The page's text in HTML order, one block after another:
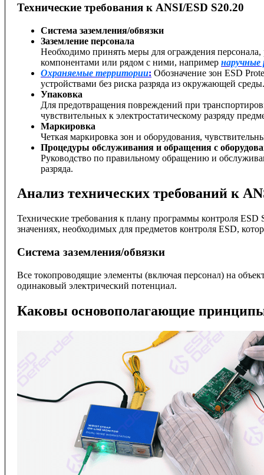
Технические требования к ANSI/ESD S20.20
Система заземления/обвязки
Заземление персонала
Необходимо принять меры для ограждения персонала,
компонентами или рядом с ними, например наручные
Охраняемые территории: Обозначение зон ESD
устройствами без риска разряда из окружающей среды.
Упаковка
Для предотвращения повреждений при
чувствительных к электростатическому разряду
Маркировка
Четкая маркировка зон и оборудования,
Процедуры обслуживания и обращения с
Руководство по правильному обращению и
разряда.
Анализ технических требований к
Технические требования к плану программы контроля
значениях, необходимых для предметов контроля ESD,
Система заземления/обвязки
Все токопроводящие элементы (включая персонал) на
одинаковый электрический потенциал.
Каковы основополагающие